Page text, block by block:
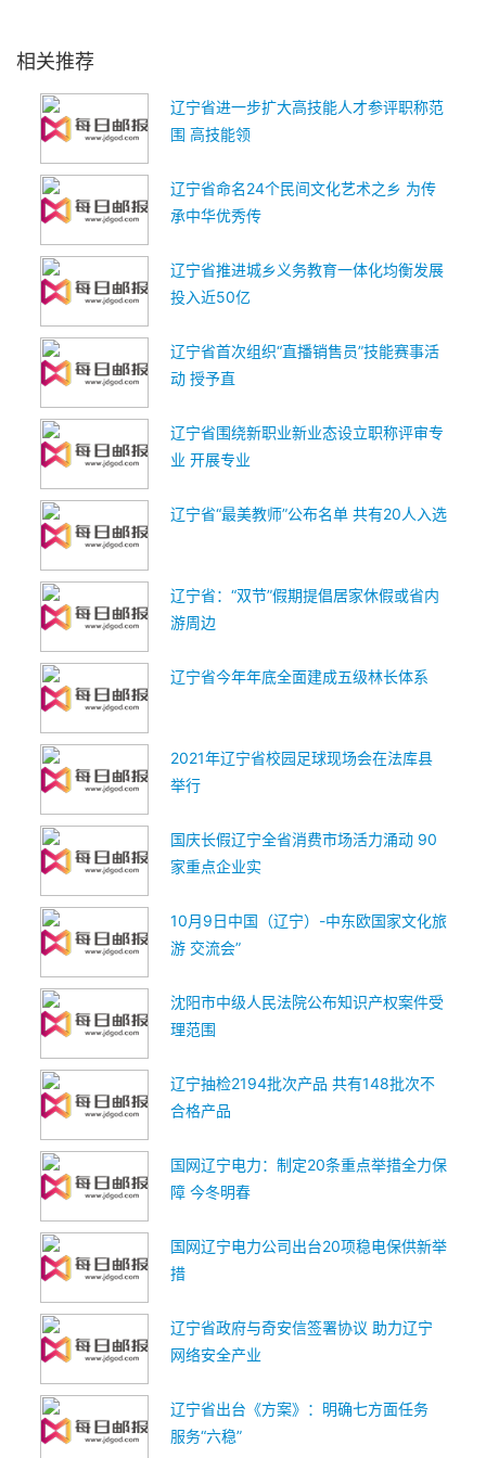
相关推荐
辽宁省进一步扩大高技能人才参评职称范
围 高技能领
辽宁省命名24个民间文化艺术之乡 为传
承中华优秀传
辽宁省推进城乡义务教育一体化均衡发展
投入近50亿
辽宁省首次组织“直播销售员”技能赛事活
动 授予直
辽宁省围绕新职业新业态设立职称评审专
业 开展专业
辽宁省“最美教师”公布名单 共有20人入选
辽宁省：“双节”假期提倡居家休假或省内
游周边
辽宁省今年年底全面建成五级林长体系
2021年辽宁省校园足球现场会在法库县
举行
国庆长假辽宁全省消费市场活力涌动 90
家重点企业实
10月9日中国（辽宁）-中东欧国家文化旅
游 交流会”
沈阳市中级人民法院公布知识产权案件受
理范围
辽宁抽检2194批次产品 共有148批次不
合格产品
国网辽宁电力：制定20条重点举措全力保
障 今冬明春
国网辽宁电力公司出台20项稳电保供新举
措
辽宁省政府与奇安信签署协议 助力辽宁
网络安全产业
辽宁省出台《方案》：明确七方面任务
服务“六稳”